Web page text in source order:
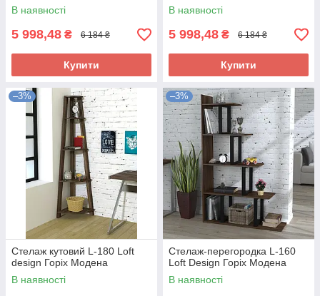
В наявності
5 998,48 ₴ 6 184 ₴
Купити
В наявності
5 998,48 ₴ 6 184 ₴
Купити
–3%
Стелаж кутовий L-180 Loft
design Горіх Модена
В наявності
–3%
Стелаж-перегородка L-160
Loft Design Горіх Модена
В наявності